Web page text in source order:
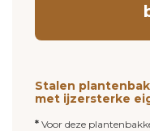
Stalen
met ijzersterke
* Voor deze